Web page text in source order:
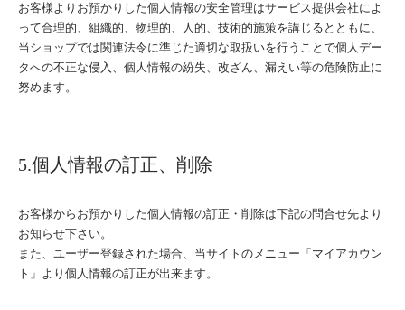
お客様よりお預かりした個人情報の安全管理はサービス提供会社によ
って合理的、組織的、物理的、人的、技術的施策を講じるとともに、
当ショップでは関連法令に準じた適切な取扱いを行うことで個人デー
タへの不正な侵入、個人情報の紛失、改ざん、漏えい等の危険防止に
努めます。
5.個人情報の訂正、削除
お客様からお預かりした個人情報の訂正・削除は下記の問合せ先より
お知らせ下さい。
また、ユーザー登録された場合、当サイトのメニュー「マイアカウン
ト」より個人情報の訂正が出来ます。